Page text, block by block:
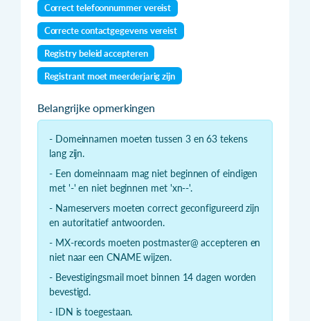
Correct telefoonnummer vereist
Correcte contactgegevens vereist
Registry beleid accepteren
Registrant moet meerderjarig zijn
Belangrijke opmerkingen
- Domeinnamen moeten tussen 3 en 63 tekens
lang zijn.
- Een domeinnaam mag niet beginnen of eindigen
met '-' en niet beginnen met 'xn--'.
- Nameservers moeten correct geconfigureerd zijn
en autoritatief antwoorden.
- MX-records moeten postmaster@ accepteren en
niet naar een CNAME wijzen.
- Bevestigingsmail moet binnen 14 dagen worden
bevestigd.
- IDN is toegestaan.